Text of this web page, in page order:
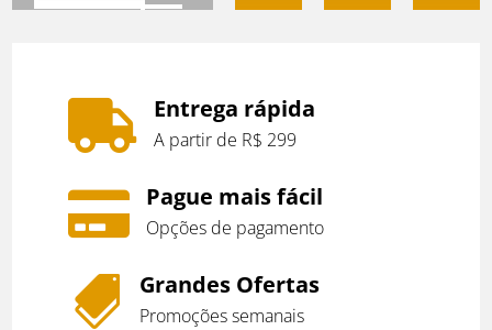
atual
 Entrega rápida
A partir de R$ 299
 Pague mais fácil
Opções de pagamento
 Grandes Ofertas
Promoções semanais